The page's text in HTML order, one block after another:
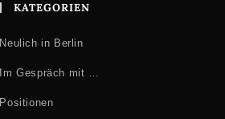
KATEGORIEN
Neulich in Berlin
Im Gespräch mit …
Positionen